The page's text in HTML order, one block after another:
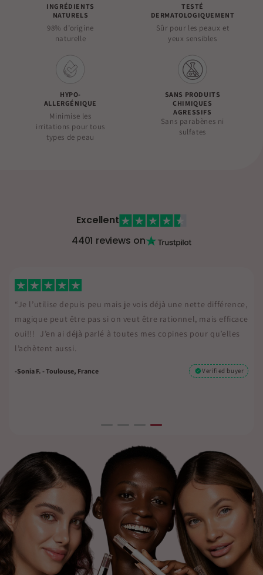
INGRÉDIENTS
NATURELS
98% d’origine
naturelle
TESTÉ
DERMATOLOGIQUEMENT
Sûr pour les peaux et
yeux sensibles
HYPO-
ALLERGÉNIQUE
Minimise les
irritations pour tous
types de peau
SANS PRODUITS
CHIMIQUES
AGRESSIFS
Sans parabènes ni
sulfates
Excellent
4401 reviews on
“Je l’utilise depuis peu mais je vois déjà une nette
magique peut être pas si on veut être rationnel, mais
oui!!! J’en ai déjà parlé à toutes mes copines pour
l’achètent aussi.
-sonia F. - Toulouse, France Verified